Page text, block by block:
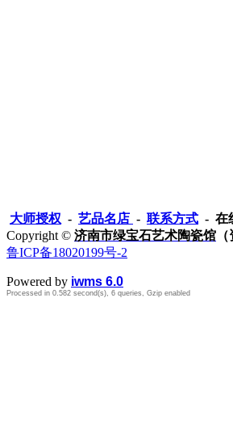
大师授权 - 艺品名店 - 联系方式 - 在
Copyright © 济南市绿宝石艺术陶瓷馆
鲁ICP备18020199号-2
Powered by iwms 6.0
Processed in 0.582 second(s), 6 queries, Gzip enabled